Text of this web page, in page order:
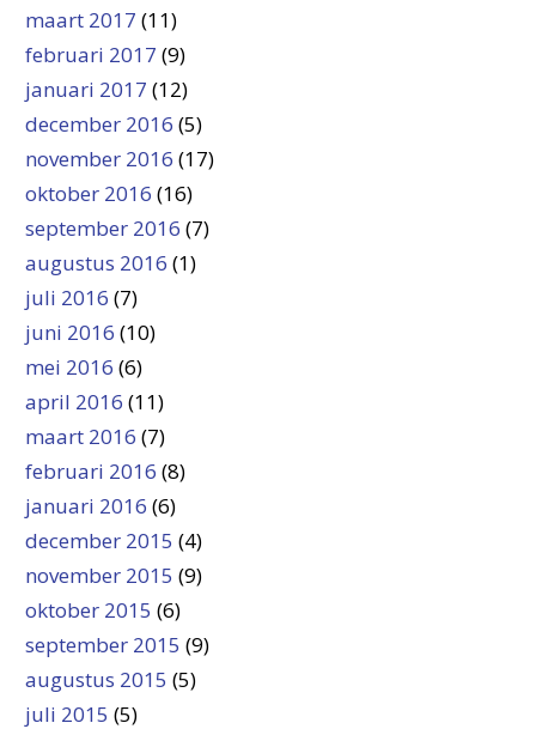
maart 2017 (11)
februari 2017 (9)
januari 2017 (12)
december 2016 (5)
november 2016 (17)
oktober 2016 (16)
september 2016 (7)
augustus 2016 (1)
juli 2016 (7)
juni 2016 (10)
mei 2016 (6)
april 2016 (11)
maart 2016 (7)
februari 2016 (8)
januari 2016 (6)
december 2015 (4)
november 2015 (9)
oktober 2015 (6)
september 2015 (9)
augustus 2015 (5)
juli 2015 (5)